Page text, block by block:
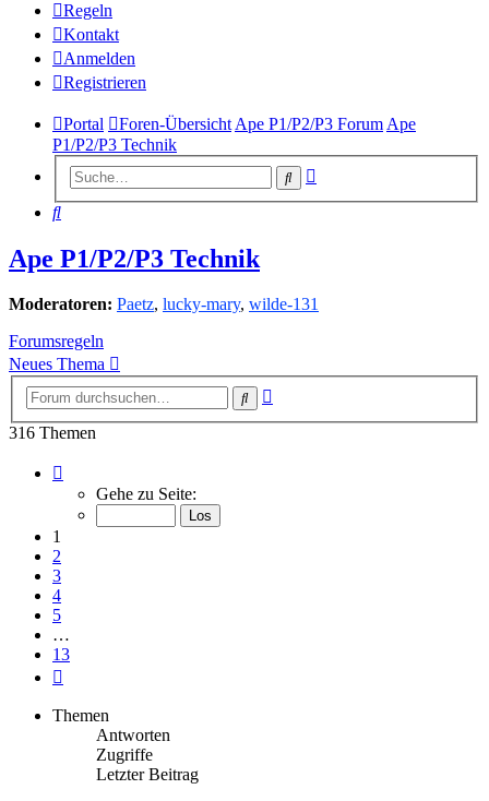
Regeln
Kontakt
Anmelden
Registrieren
Portal Foren-Übersicht Ape P1/P2/P3 Forum Ape
P1/P2/P3 Technik
Suche
Suche
Ape P1/P2/P3 Technik
Moderatoren: Paetz, lucky-mary, wilde-131
Forumsregeln
Neues Thema
Suche
316 Themen
von
Gehe zu Seite:
1
2
3
4
5
…
13
Themen
Antworten
Zugriffe
Letzter Beitrag